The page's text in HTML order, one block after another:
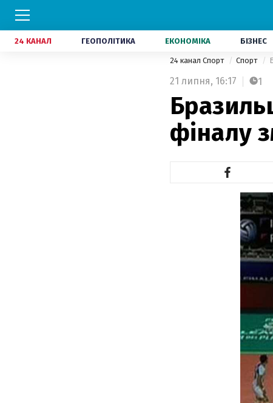
24 КАНАЛ ГЕОПОЛІТИКА ЕКОНОМІКА БІЗНЕС
24 канал Спорт Спорт
21 липня, 16:17 1
фіналу